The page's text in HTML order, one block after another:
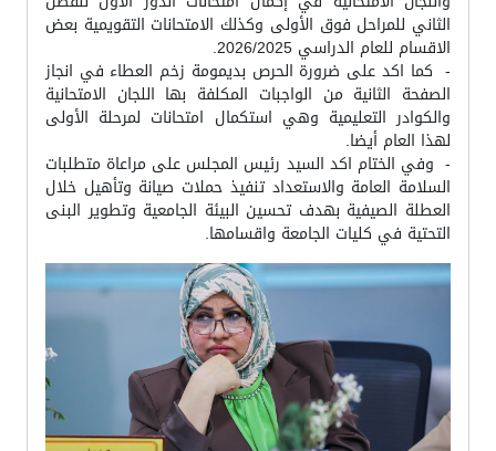
الثاني للمراحل فوق الأولى وكذلك الامتحانات التقويمية بعض
الاقسام للعام الدراسي 2026/2025.
- كما اكد على ضرورة الحرص بديمومة زخم العطاء في انجاز
الصفحة الثانية من الواجبات المكلفة بها اللجان الامتحانية
والكوادر التعليمية وهي استكمال امتحانات لمرحلة الأولى
لهذا العام أيضا.
- وفي الختام اكد السيد رئيس المجلس على مراعاة متطلبات
السلامة العامة والاستعداد تنفيذ حملات صيانة وتأهيل خلال
العطلة الصيفية بهدف تحسين البيئة الجامعية وتطوير البنى
التحتية في كليات الجامعة واقسامها.